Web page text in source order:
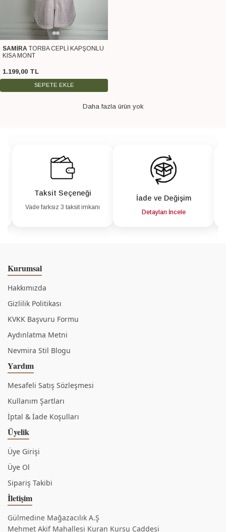
SAMİRA TORBA CEPLİ KAPŞONLU
KISA MONT
1.199,00 TL
SEPETE EKLE
Daha fazla ürün yok
Taksit Seçeneği
Vade farksız 3 taksit imkanı
İade ve Değişim
Detayları İncele
Kurumsal
Hakkımızda
Gizlilik Politikası
KVKK Başvuru Formu
Aydınlatma Metni
Nevmira Stil Blogu
Yardım
Mesafeli Satış Sözleşmesi
Kullanım Şartları
İptal & İade Koşulları
Üyelik
Üye Girişi
Üye Ol
Sipariş Takibi
İletişim
Gülmedine Mağazacılık A.Ş
Mehmet Akif Mahallesi Kuran Kursu Caddesi